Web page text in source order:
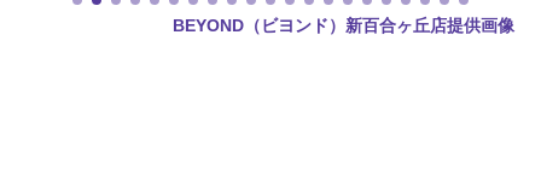
BEYOND（ビヨンド）新百合ヶ丘店提供画像